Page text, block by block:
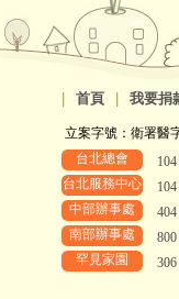
首頁 我要捐
立案字號：衛署醫
台北總會
台北服務中心
中部辦事處
南部辦事處
罕見家園